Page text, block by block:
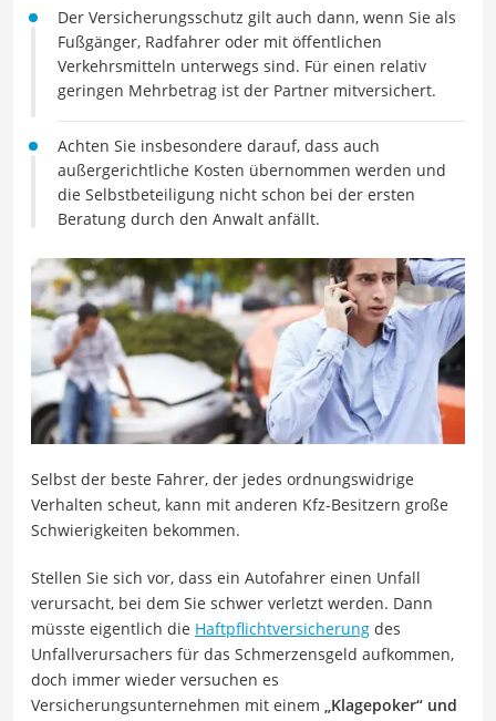
Der Versicherungsschutz gilt auch dann, wenn Sie als
Fußgänger, Radfahrer oder mit öffentlichen
Verkehrsmitteln unterwegs sind. Für einen relativ
geringen Mehrbetrag ist der Partner mitversichert.
Achten Sie insbesondere darauf, dass auch
außergerichtliche Kosten übernommen werden und
die Selbstbeteiligung nicht schon bei der ersten
Beratung durch den Anwalt anfällt.
Selbst der beste Fahrer, der jedes ordnungswidrige
Verhalten scheut, kann mit anderen Kfz-Besitzern große
Schwierigkeiten bekommen.
Stellen Sie sich vor, dass ein Autofahrer einen Unfall
verursacht, bei dem Sie schwer verletzt werden. Dann
müsste eigentlich die Haftpflichtversicherung des
Unfallverursachers für das Schmerzensgeld aufkommen,
doch immer wieder versuchen es
Versicherungsunternehmen mit einem „Klagepoker“ und